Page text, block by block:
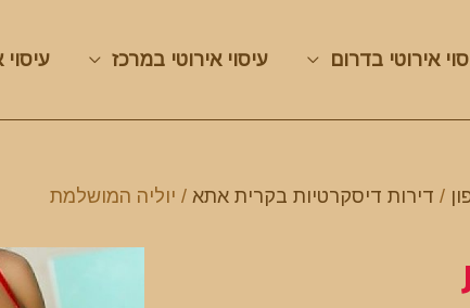
אירוטי בדרום עיסוי אירוטי במרכז עיסוי
/ דירות דיסקרטיות בקרית אתא / יוליה המושלמת